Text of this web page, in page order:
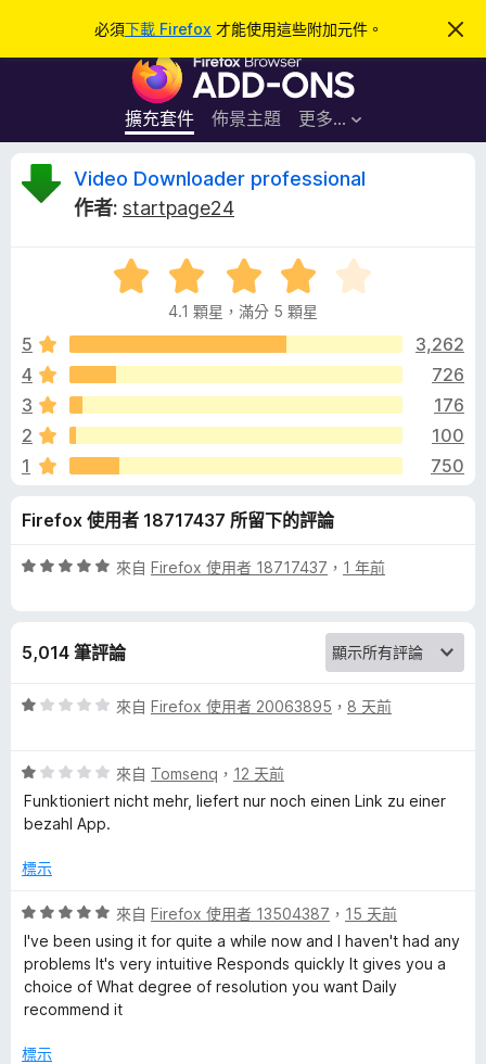
必須下載 Firefox 才能使用這些附加元件。
忽
此
F
r
e
o
覽
器
附
加
件
擴充套件 佈景主題 更多…
登入
V
e
o
D
o
w
l
o
a
d
r
p
r
Video Downloader professional
作者: startpage24
評
價
.
分
滿
5
4.1 顆星，滿分 5 顆星
5
3,262
4
726
3
176
2
100
1
750
Firefox 使用者 18717437 所留下的評論
評
，
分
來自 Firefox 使用者 18717437 ， 1 年前
5,014 筆評論
評
分
，
滿
5
來自 Firefox 使用者 20063895 ， 8 天前
評
價
1
，
分
5
來自 Tomsenq ， 12 天前
Funktioniert nicht mehr, liefert nur noch einen Link zu einer
bezahl App.
標示
評
價
5
分
，
分
來自 Firefox 使用者 13504387 ， 15 天前
I've been using it for quite a while now and I haven't had any
problems It's very intuitive Responds quickly It gives you a
choice of What degree of resolution you want Daily
recommend it
標示